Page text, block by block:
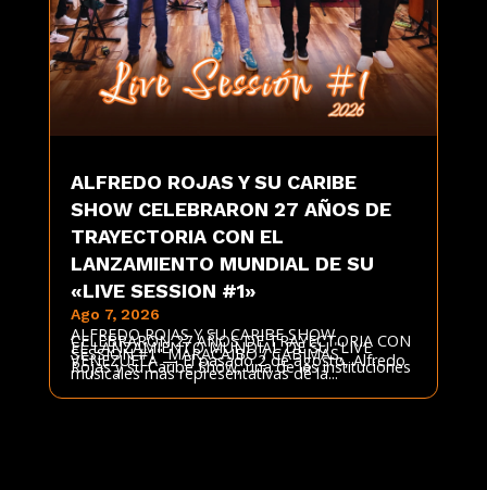
ALFREDO ROJAS Y SU CARIBE
SHOW CELEBRARON 27 AÑOS DE
TRAYECTORIA CON EL
LANZAMIENTO MUNDIAL DE SU
«LIVE SESSION #1»
Ago 7, 2026
ALFREDO ROJAS Y SU CARIBE SHOW
CELEBRARON 27 AÑOS DE TRAYECTORIA CON
EL LANZAMIENTO MUNDIAL DE SU "LIVE
SESSION #1" MARACAIBO / CABIMAS,
VENEZUELA — El pasado 2 de agosto, Alfredo
Rojas y su Caribe Show, una de las instituciones
musicales más representativas de la...